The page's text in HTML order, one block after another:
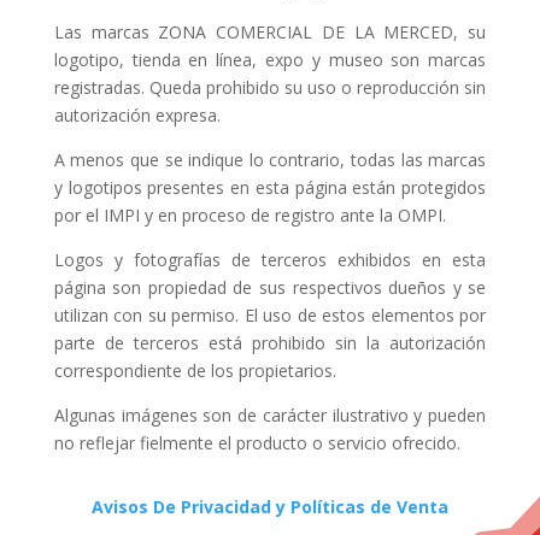
Las marcas ZONA COMERCIAL DE LA MERCED, su
logotipo, tienda en línea, expo y museo son marcas
registradas. Queda prohibido su uso o reproducción sin
autorización expresa.
A menos que se indique lo contrario, todas las marcas
y logotipos presentes en esta página están protegidos
por el IMPI y en proceso de registro ante la OMPI.
Logos y fotografías de terceros exhibidos en esta
página son propiedad de sus respectivos dueños y se
utilizan con su permiso. El uso de estos elementos por
parte de terceros está prohibido sin la autorización
correspondiente de los propietarios.
Algunas imágenes son de carácter ilustrativo y pueden
no reflejar fielmente el producto o servicio ofrecido.
Avisos De Privacidad y Políticas de Venta